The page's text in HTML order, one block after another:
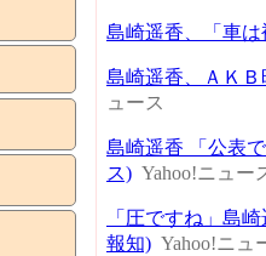
島崎遥香、「車
島崎遥香、ＡＫ
ュース
島崎遥香 「公表
ス) Yahoo!ニュー
「圧ですね」島
報知) Yahoo!ニュ